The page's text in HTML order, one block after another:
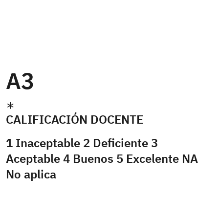
A3
CALIFICACIÓN DOCENTE
1 Inaceptable 2 Deficiente 3
Aceptable 4 Buenos 5 Excelente NA
No aplica